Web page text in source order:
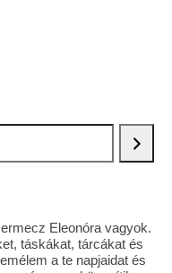
Eleonóra vagyok.
táskákat, tárcákat és
a te napjaidat és